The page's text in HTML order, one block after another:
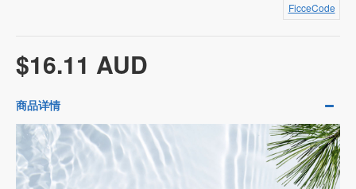
$16.11 AUD
FicceCode
商品详情